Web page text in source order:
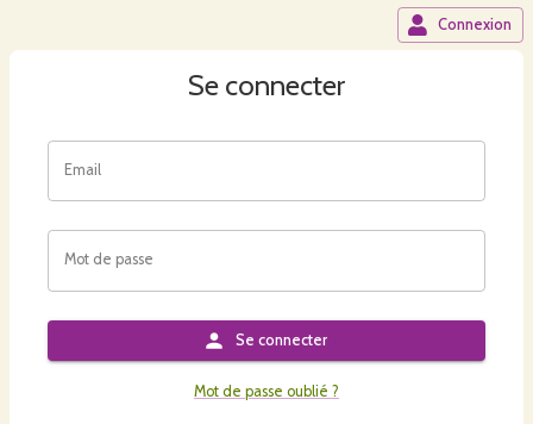
Connexion
Se connecter
Email
Mot de passe
Se connecter
Mot de passe oublié ?